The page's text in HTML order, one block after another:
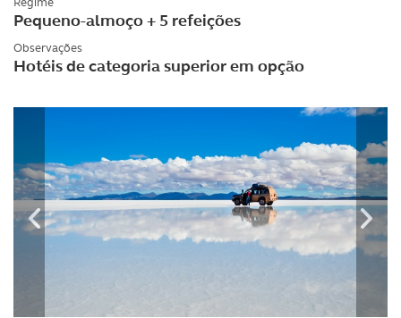
Pequeno-almoço + 5 refeições
Observações
Hotéis de categoria superior em opção